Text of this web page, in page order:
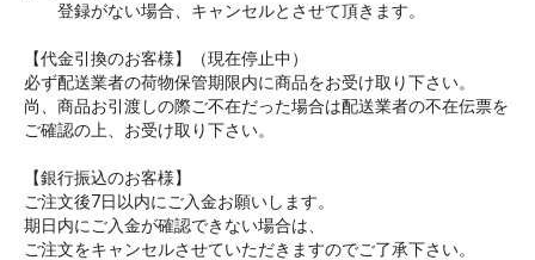
登録がない場合、キャンセルとさせて頂きます。
【代金引換のお客様】（現在停止中）
必ず配送業者の荷物保管期限内に商品をお受け取り下さい。
尚、商品お引渡しの際ご不在だった場合は配送業者の不在伝票を
ご確認の上、お受け取り下さい。
【銀行振込のお客様】
ご注文後7日以内にご入金お願いします。
期日内にご入金が確認できない場合は、
ご注文をキャンセルさせていただきますのでご了承下さい。